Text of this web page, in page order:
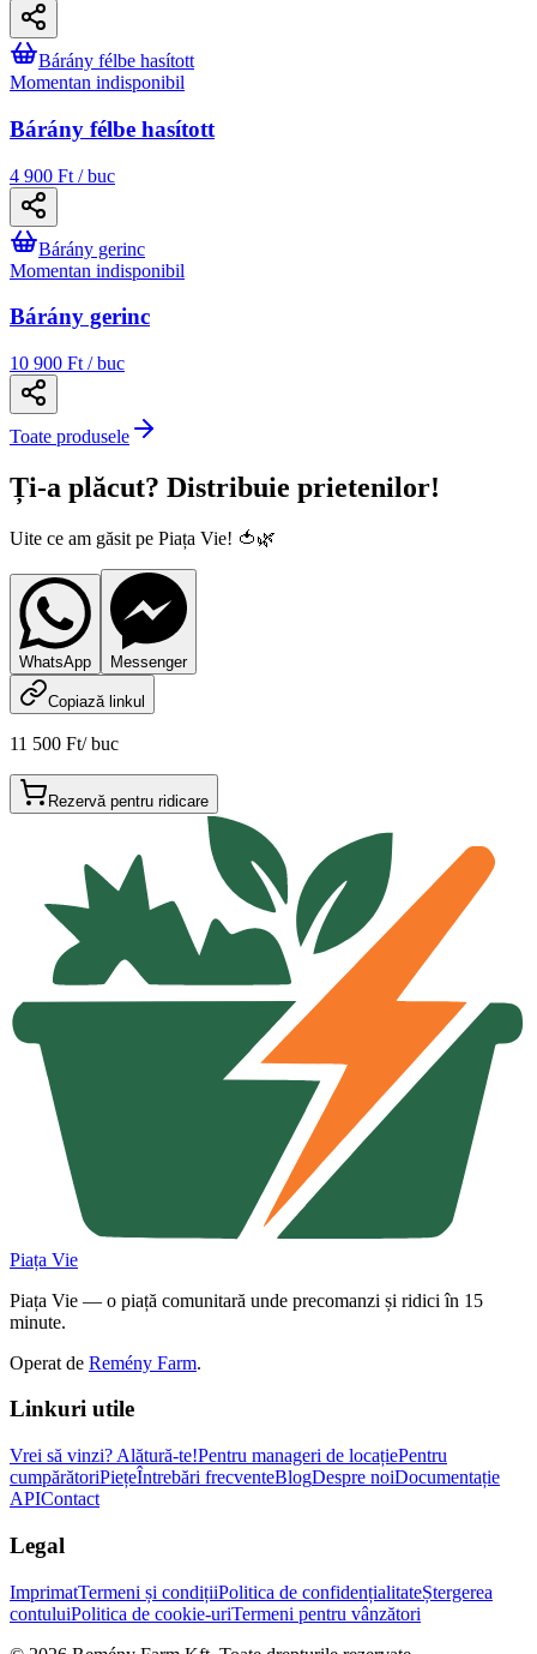
Bárány félbe hasított
Momentan indisponibil
Bárány félbe hasított
4 900 Ft / buc
Bárány gerinc
Momentan indisponibil
Bárány gerinc
10 900 Ft / buc
Toate produsele
Ți-a plăcut? Distribuie prietenilor!
Uite ce am găsit pe Piața Vie! 🍅🌿
WhatsApp Messenger
Copiază linkul
11 500 Ft/buc
Rezervă pentru ridicare
Piața Vie
Piața Vie — o piață comunitară unde precomanzi și ridici în 15
minute.
Operat de Remény Farm.
Linkuri utile
Vrei să vinzi? Alătură-te!Pentru manageri de locațiePentru
cumpărătoriPiețeÎntrebări frecventeBlogDespre noiDocumentație
APIContact
Legal
ImprimatTermeni și condițiiPolitica de confidențialitateȘtergerea
contuluiPolitica de cookie-uriTermeni pentru vânzători